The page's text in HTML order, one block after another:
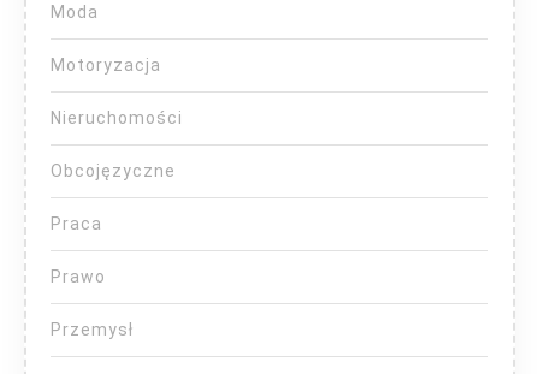
Moda
Motoryzacja
Nieruchomości
Obcojęzyczne
Praca
Prawo
Przemysł